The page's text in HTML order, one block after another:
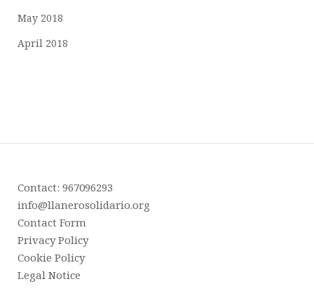
May 2018
April 2018
Contact: 967096293
info@llanerosolidario.org
Contact Form
Privacy Policy
Cookie Policy
Legal Notice